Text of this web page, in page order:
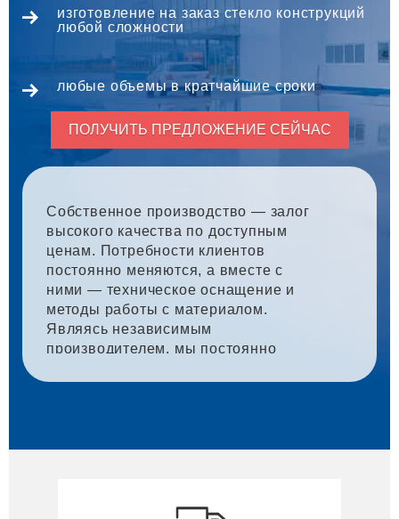
изготовление на заказ стекло конструкций
любой сложности
любые объемы в кратчайшие сроки
ПОЛУЧИТЬ ПРЕДЛОЖЕНИЕ СЕЙЧАС
Собственное производство — залог
высокого качества по доступным
ценам. Потребности клиентов
постоянно меняются, а вместе с
ними — техническое оснащение и
методы работы с материалом.
Являясь независимым
производителем, мы постоянно